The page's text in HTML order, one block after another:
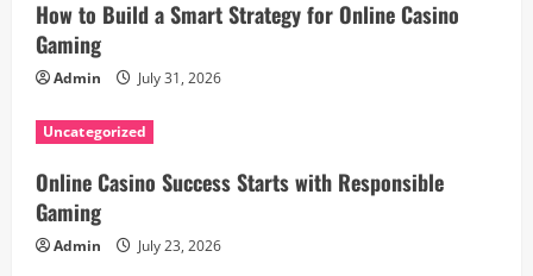
a
t
i
o
n
How to Build a Smart Strategy for Online Casino
Gaming
Admin July 31, 2026
Uncategorized
Online Casino Success Starts with Responsible
Gaming
Admin July 23, 2026